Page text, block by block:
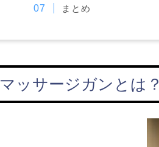
まとめ
マッサージガンとは？